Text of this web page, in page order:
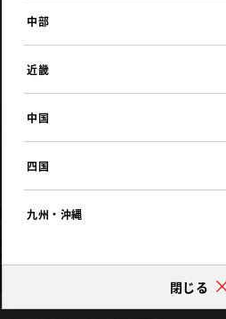
中部
近畿
中国
四国
九州・沖縄
閉じる
トヨタカローラネッツ岐阜
Ｕ－Ｃａｒ関店